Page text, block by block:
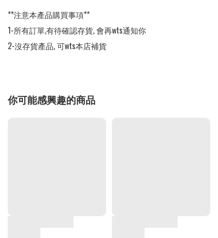
**注意本產品購買事項**
1-所有訂單,有待確認存貨, 會再wts通知你
2-沒存貨產品, 可wts本店補貨
你可能感興趣的商品